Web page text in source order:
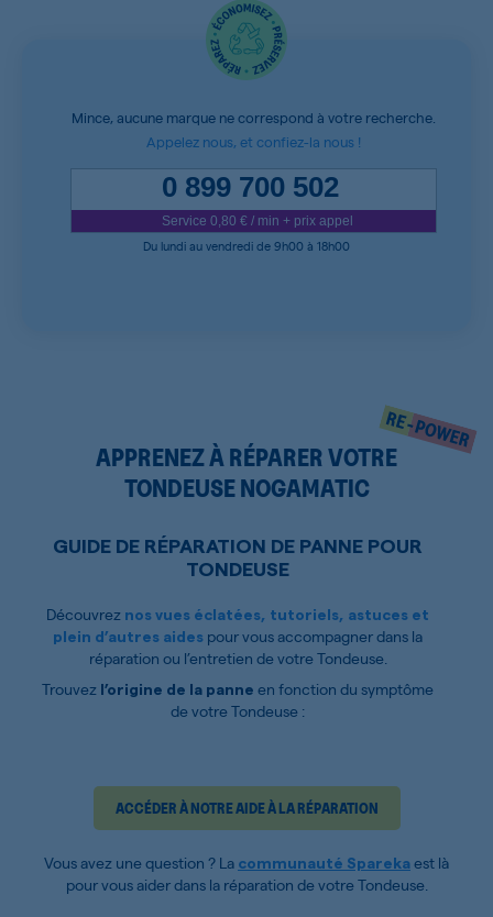
Mince, aucune marque ne correspond à votre recherche.
Appelez nous, et confiez-la nous !
0 899 700 502
Service 0,80 € / min + prix appel
Du lundi au vendredi de 9h00 à 18h00
APPRENEZ À RÉPARER VOTRE
TONDEUSE NOGAMATIC
GUIDE DE RÉPARATION DE PANNE POUR
TONDEUSE
Découvrez nos vues éclatées, tutoriels, astuces et
plein d’autres aides pour vous accompagner dans la
réparation ou l’entretien de votre Tondeuse.
Trouvez l’origine de la panne en fonction du symptôme
de votre Tondeuse :
ACCÉDER À NOTRE AIDE À LA RÉPARATION
Vous avez une question ? La communauté Spareka est là
pour vous aider dans la réparation de votre Tondeuse.